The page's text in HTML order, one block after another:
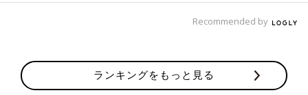
Recommended by
ランキングをもっと見る